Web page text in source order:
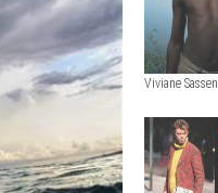
Viviane Sassen